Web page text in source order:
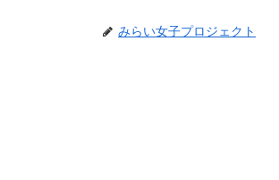
みらい女子プロジェクト